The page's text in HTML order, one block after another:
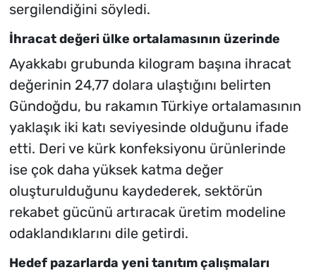
sergilendiğini söyledi.
İhracat değeri ülke ortalamasının üzerinde
Ayakkabı grubunda kilogram başına ihracat
değerinin 24,77 dolara ulaştığını belirten
Gündoğdu, bu rakamın Türkiye ortalamasının
yaklaşık iki katı seviyesinde olduğunu ifade
etti. Deri ve kürk konfeksiyonu ürünlerinde
ise çok daha yüksek katma değer
oluşturulduğunu kaydederek, sektörün
rekabet gücünü artıracak üretim modeline
odaklandıklarını dile getirdi.
Hedef pazarlarda yeni tanıtım çalışmaları